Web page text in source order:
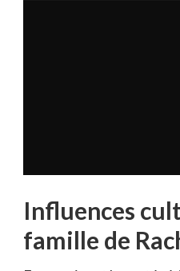
Influences
famille de